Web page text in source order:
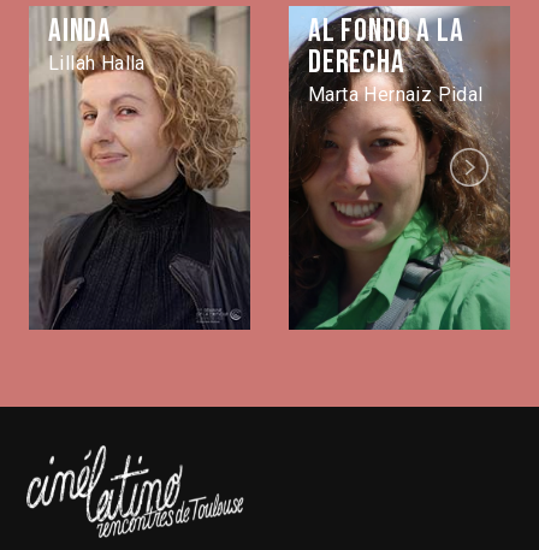
Ainda
Lillah Halla
Al fondo a la
derecha
Marta Hernaiz Pidal
Next